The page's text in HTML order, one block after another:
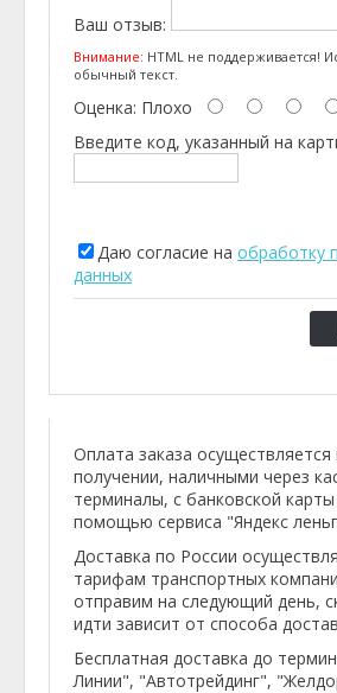
Ваш отзыв:
Внимание: HTML не поддерживается!
обычный текст.
Оценка: Плохо
Введите код, указанный на
Даю согласие на обработку
данных
Оплата заказа осуществляется
получении, наличными через
терминалы, с банковской
помощью сервиса "Яндекс
Доставка по России
тарифам транспортных
отправим на следующий день,
идти зависит от способа
Бесплатная доставка до
Линии", "Автотрейдинг",